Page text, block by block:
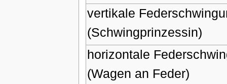
vertikale
(Schwingprinzessin)
horizontale
(Wagen an Feder)